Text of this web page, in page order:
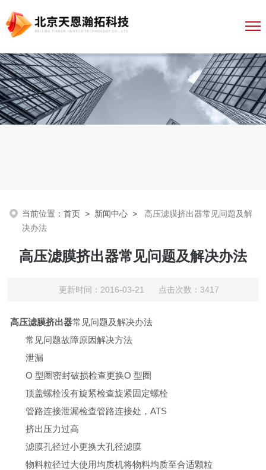
当前位置：首页 > 新闻中心 >
高压滤膜挤出器常见问题及解
决办法
高压滤膜挤出器常见问题及解决办法
更新时间：2016-03-21 点击次数：3417
高压滤膜挤出器常见问题及解决办法
常见问题故障原因解决方法
泄漏
O 型圈密封破损检查更换O 型圈
顶盖螺栓没有旋紧检查旋紧固定螺栓
管路连接泄漏检查管路连接处，ATS
挤出压力过高
滤膜孔径过小更换大孔径滤膜
物料粒径过大使用均质机将物料均质至合适颗粒